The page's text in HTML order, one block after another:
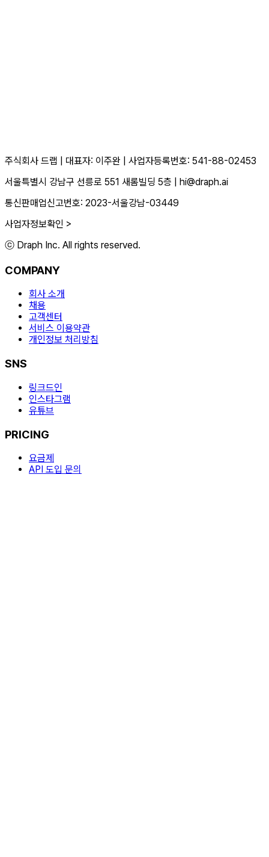
주식회사 드랩 대표자: 이주완
사업자등록번호: 541-88-02453
서울특별시 강남구 선릉로 551 새롬빌딩 5층
hi@draph.ai
통신판매업신고번호: 2023-서울강남-03449
사업자정보확인 >
ⓒ Draph Inc. All rights reserved.
COMPANY
회사 소개
채용
고객센터
서비스 이용약관
개인정보 처리방침
SNS
링크드인
인스타그램
유튜브
PRICING
요금제
API 도입 문의